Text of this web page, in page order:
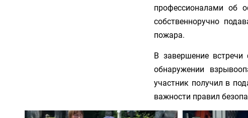
профессионалами об
собственноручно
пожара.
В завершение встречи
обнаружении
участник получил в
важности правил